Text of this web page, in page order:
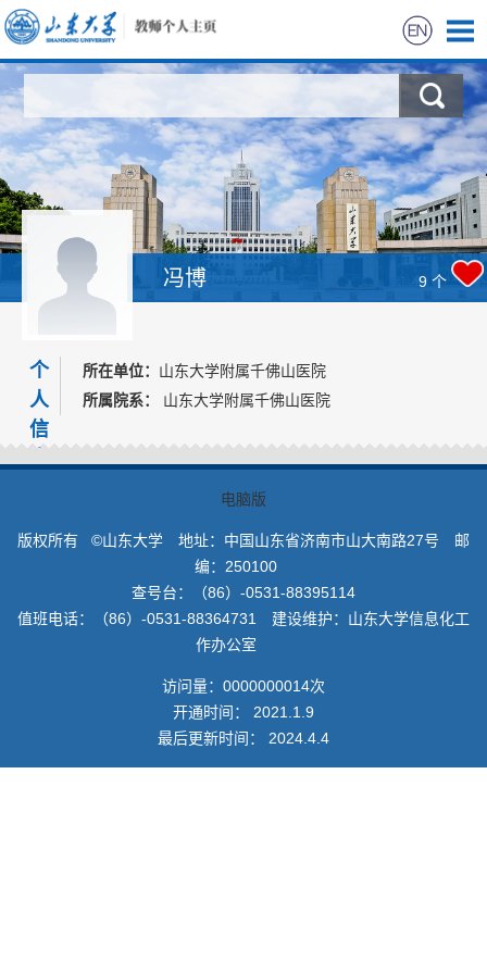
科学研究
教学研究
获奖信息
学生信息
冯博 9 个
个
人
信
息
所在单位： 山东大学附属千佛山医院
所属院系：
山东大学附属千佛山医院
电脑版
版权所有 ©山东大学 地址：中国山东省济南市山大南路27号 邮
编：250100
查号台：（86）-0531-88395114
值班电话：（86）-0531-88364731 建设维护：山东大学信息化工
作办公室
访问量： 0000000014次
开通时间： 2021 1 9
最后更新时间： 2024 4 4